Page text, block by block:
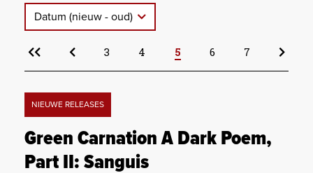
Datum (nieuw - oud)
3 4 5 6 7
NIEUWE RELEASES
Green Carnation A Dark Poem,
Part II: Sanguis